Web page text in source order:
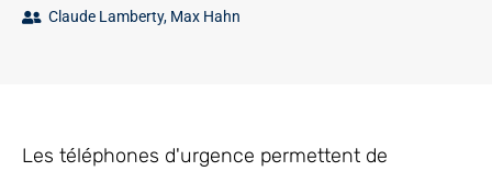
Claude Lamberty, Max Hahn
Les téléphones d'urgence permettent de